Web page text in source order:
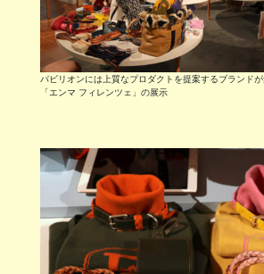
パビリオンには上質なプロダクトを提案するブランド
「エンマ フィレンツェ」の展示